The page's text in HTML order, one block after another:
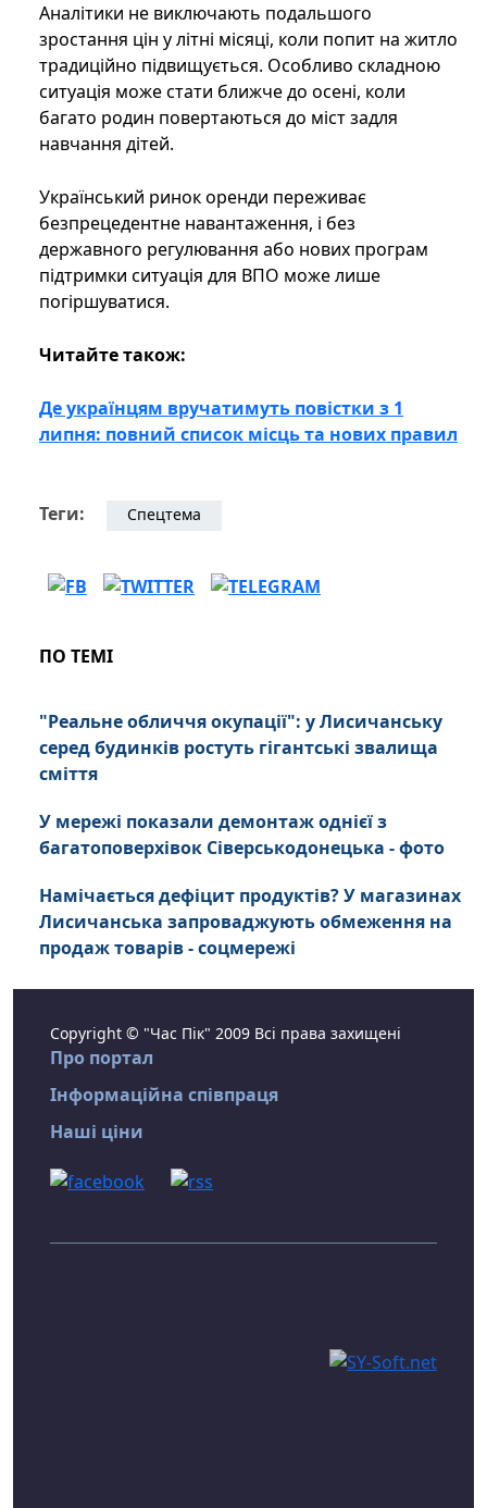
Аналітики не виключають подальшого
зростання цін у літні місяці, коли попит на житло
традиційно підвищується. Особливо складною
ситуація може стати ближче до осені, коли
багато родин повертаються до міст задля
навчання дітей.
Український ринок оренди переживає
безпрецедентне навантаження, і без
державного регулювання або нових програм
підтримки ситуація для ВПО може лише
погіршуватися.
Читайте також:
Де українцям вручатимуть повістки з 1
липня: повний список місць та нових правил
Теги: Спецтема
ПО ТЕМІ
"Реальне обличчя окупації": у Лисичанську
серед будинків ростуть гігантські звалища
сміття
У мережі показали демонтаж однієї з
багатоповерхівок Сіверськодонецька - фото
Намічається дефіцит продуктів? У магазинах
Лисичанська запроваджують обмеження на
продаж товарів - соцмережі
Copyright © "Час Пік" 2009 Всі права захищені
Про портал
Інформаційна співпраця
Наші ціни